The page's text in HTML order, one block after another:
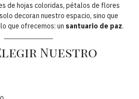
de hojas coloridas, pétalos de flores
decoran nuestro espacio, sino que
que ofrecemos: un santuario de paz.
Nuestro